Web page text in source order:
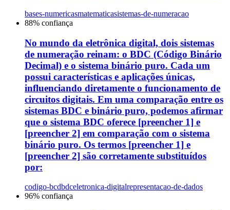
bases-numericasmatematicasistemas-de-numeracao
88% confiança
No mundo da eletrônica digital, dois sistemas
de numeração reinam: o BDC (Código Binário
Decimal) e o sistema binário puro. Cada um
possui características e aplicações únicas,
influenciando diretamente o funcionamento de
circuitos digitais. Em uma comparação entre os
sistemas BDC e binário puro, podemos afirmar
que o sistema BDC oferece [preencher 1] e
[preencher 2] em comparação com o sistema
binário puro. Os termos [preencher 1] e
[preencher 2] são corretamente substituídos
por:
codigo-bcdbdceletronica-digitalrepresentacao-de-dados
96% confiança